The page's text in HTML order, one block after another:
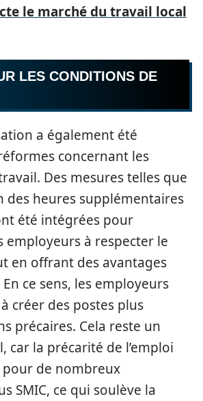
le marché du travail local
LES CONDITIONS DE
a également été
concernant les
Des mesures telles que
des heures supplémentaires
été intégrées pour
employeurs à respecter le
en offrant des avantages
ce sens, les employeurs
créer des postes plus
précaires. Cela reste un
car la précarité de l’emploi
de nombreux
SMIC, ce qui soulève la